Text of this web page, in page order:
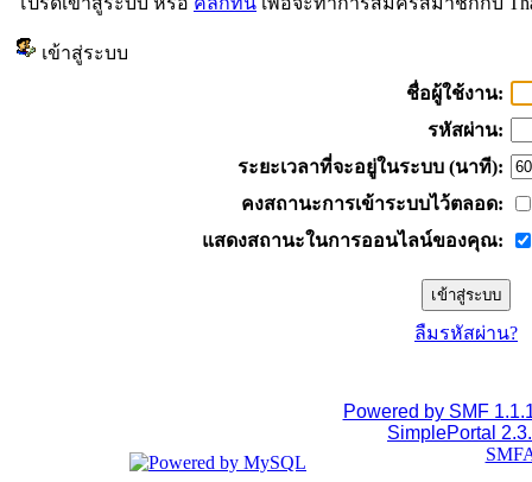
เข้าสู่ระบบ
ชื่อผู้ใช้งาน:
รหัสผ่าน:
ระยะเวลาที่จะอยู่ในระบบ (นาที):
คงสถานะการเข้าระบบไว้ตลอด:
แสดงสถานะในการออนไลน์ของคุณ:
ลืมรหัสผ่าน?
Powered by SMF
SimplePortal